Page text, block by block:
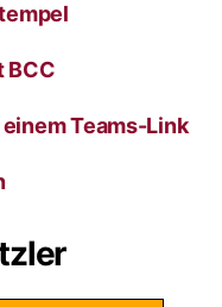
BCC
Teams-Link